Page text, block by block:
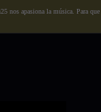
nos apasiona la música. Para